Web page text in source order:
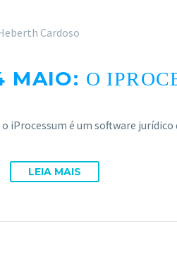
Cardoso
MAIO: O
o iProcessum é um software
LEIA MAIS